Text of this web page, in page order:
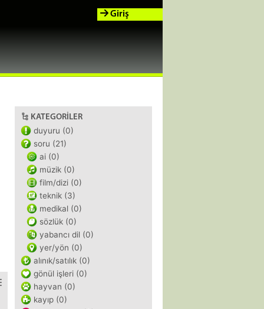
Giriş
KATEGORILER
duyuru (0)
soru (21)
ai (0)
müzik (0)
film/dizi (0)
teknik (3)
medikal (0)
sözlük (0)
yabancı dil (0)
yer/yön (0)
alınık/satılık (0)
gönül işleri (0)
hayvan (0)
kayıp (0)